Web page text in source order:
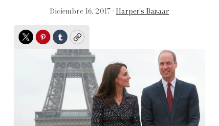
Diciembre 16, 2017 • Harper’s Bazaar
TwitterPinterest
TumblrCopy